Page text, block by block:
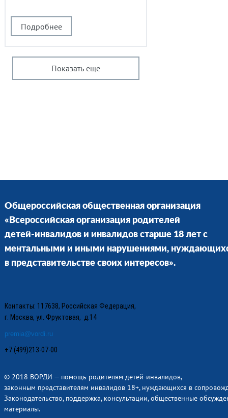
Подробнее
Показать еще
Общероссийская общественная организация
«Всероссийская организация родителей
детей-инвалидов и инвалидов старше 18 лет с
ментальными и иными нарушениями,
в представительстве своих интересов».
Контакты: 117638, Российская Федерация,
г. Москва, ул. Фруктовая, д.14
premia@vordi.ru
+7 (499)213-07-00
© 2018 ВОРДИ — помощь родителям детей-инвалидов,
законным представителям инвалидов 18+, нуждающихся в
Законодательство, поддержка, консультации, общественные
материалы.